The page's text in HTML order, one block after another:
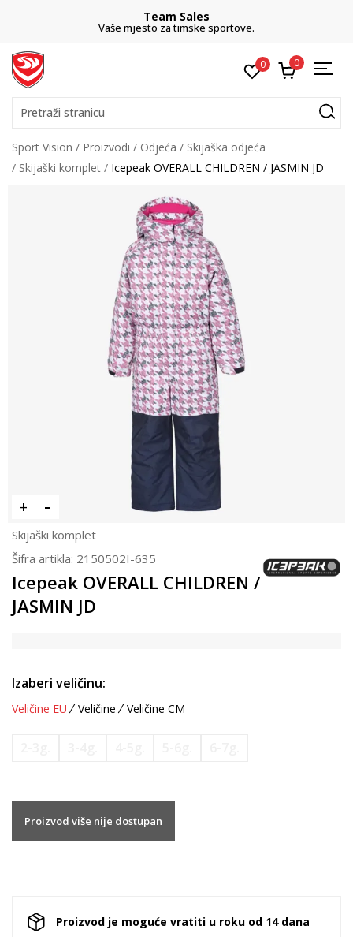
Team Sales
Vaše mjesto za timske sportove.
0 0
Pretraži stranicu
Sport Vision Proizvodi Odjeća
Skijaška odjeća
Skijaški komplet
Icepeak OVERALL CHILDREN / JASMIN JD
Skijaški komplet
Šifra artikla: 2150502I-635
Icepeak OVERALL CHILDREN /
JASMIN JD
Izaberi veličinu:
Veličine EU Veličine Veličine CM
Proizvod više nije dostupan
Proizvod je moguće vratiti u roku od 14 dana